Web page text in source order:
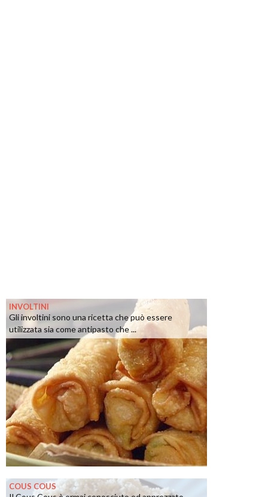
INVOLTINI
Gli involtini sono una ricetta che può essere
utilizzata sia come antipasto che ...
COUS COUS